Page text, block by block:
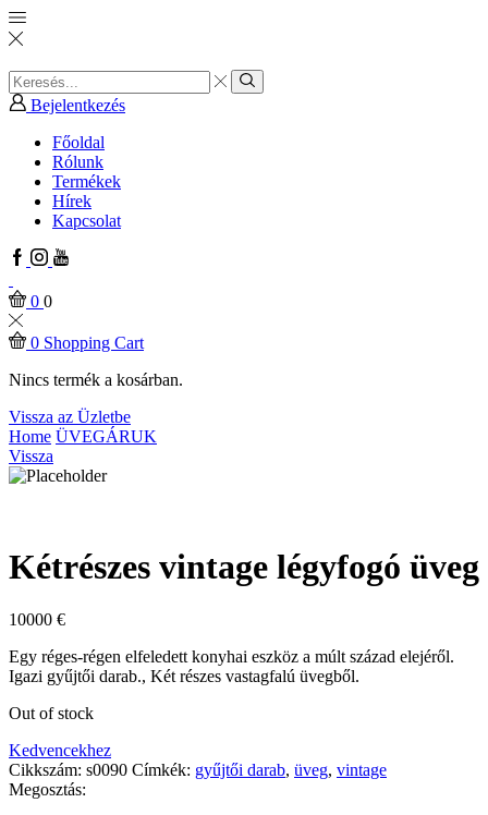
Search
input
Search
Bejelentkezés
Főoldal
Rólunk
Termékek
Hírek
Kapcsolat
Facebook
Instagram
Youtube
0 0
0 Shopping Cart
Nincs termék a kosárban.
Vissza az Üzletbe
Home ÜVEGÁRUK
Vissza
Kétrészes vintage légyfogó üveg
10000 €
Egy réges-régen elfeledett konyhai eszköz a múlt század elejéről.
Igazi gyűjtői darab., Két részes vastagfalú üvegből.
Out of stock
Kedvencekhez
Cikkszám: s0090 Címkék: gyűjtői darab, üveg, vintage
Megosztás: